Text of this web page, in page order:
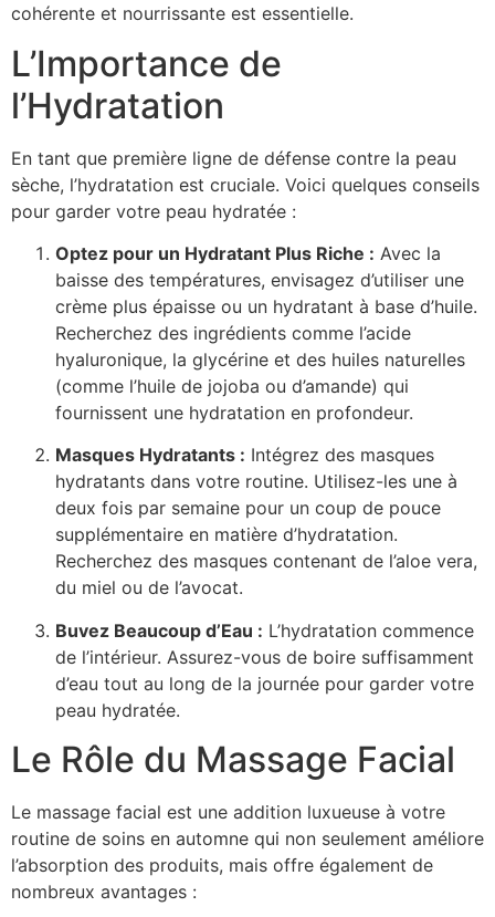
cohérente et nourrissante est essentielle.
L’Importance de
l’Hydratation
En tant que première ligne de défense contre la peau
sèche, l’hydratation est cruciale. Voici quelques conseils
pour garder votre peau hydratée :
Optez pour un Hydratant Plus Riche : Avec la
baisse des températures, envisagez d’utiliser une
crème plus épaisse ou un hydratant à base d’huile.
Recherchez des ingrédients comme l’acide
hyaluronique, la glycérine et des huiles naturelles
(comme l’huile de jojoba ou d’amande) qui
fournissent une hydratation en profondeur.
Masques Hydratants : Intégrez des masques
hydratants dans votre routine. Utilisez-les une à
deux fois par semaine pour un coup de pouce
supplémentaire en matière d’hydratation.
Recherchez des masques contenant de l’aloe vera,
du miel ou de l’avocat.
Buvez Beaucoup d’Eau : L’hydratation commence
de l’intérieur. Assurez-vous de boire suffisamment
d’eau tout au long de la journée pour garder votre
peau hydratée.
Le Rôle du Massage Facial
Le massage facial est une addition luxueuse à votre
routine de soins en automne qui non seulement améliore
l’absorption des produits, mais offre également de
nombreux avantages :